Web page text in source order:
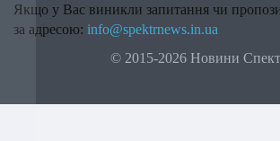
Якщо у Вас виникли запитання чи
за адресою: info@spektrnews.in.ua
© 2015-2026 Новини